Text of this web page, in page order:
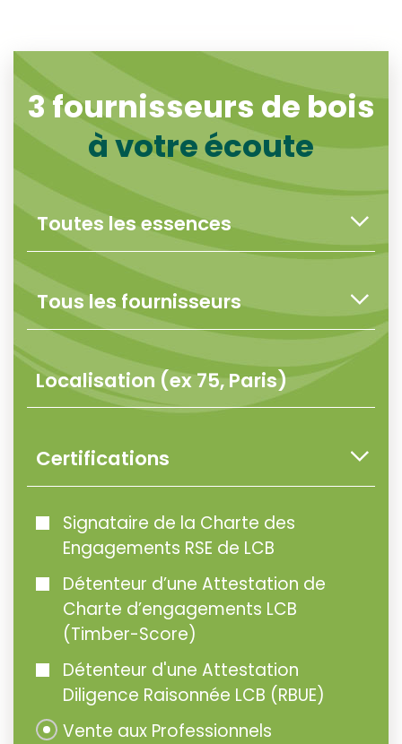
3fournisseurs de bois
à votre écoute
Certifications
Signataire de la Charte des
Engagements RSE de LCB
Détenteur d’une Attestation de
Charte d’engagements LCB
(Timber-Score)
Détenteur d'une Attestation
Diligence Raisonnée LCB (RBUE)
Vente aux Professionnels